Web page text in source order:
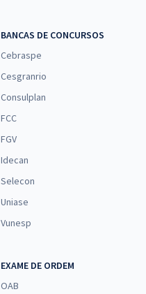
BANCAS DE CONCURSOS
Cebraspe
Cesgranrio
Consulplan
FCC
FGV
Idecan
Selecon
Uniase
Vunesp
EXAME DE ORDEM
OAB